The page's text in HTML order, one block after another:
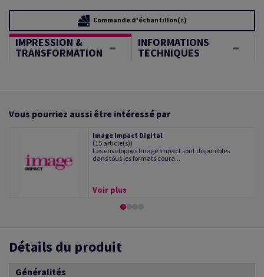
Commande d'échantillon(s)
IMPRESSION &
TRANSFORMATION
INFORMATIONS
TECHNIQUES
Vous pourriez aussi être intéressé par
Image Impact Digital
(15 article(s))
Les enveloppes Image Impact sont disponibles
dans tous les formats coura...
Voir plus
Détails du produit
Généralités